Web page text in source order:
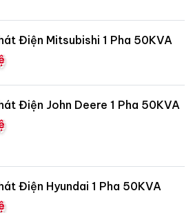
Điện Mitsubishi 1 Pha 50KVA
Điện John Deere 1 Pha 50KVA
Điện Hyundai 1 Pha 50KVA